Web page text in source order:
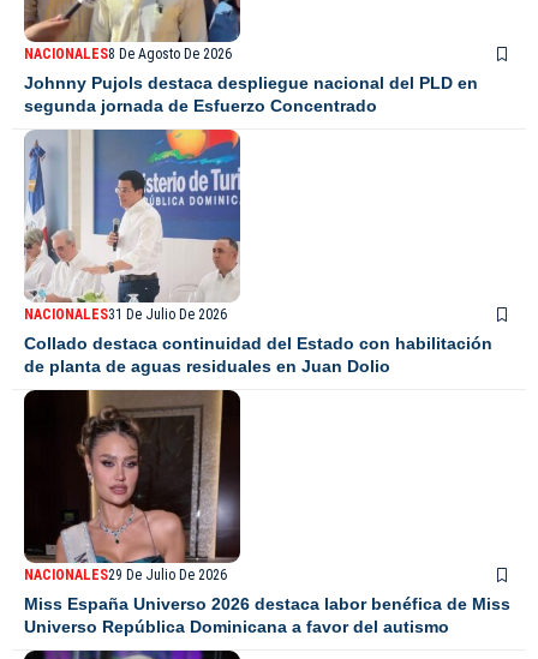
NACIONALES8 De Agosto De 2026
Johnny Pujols destaca despliegue nacional del PLD en
segunda jornada de Esfuerzo Concentrado
NACIONALES31 De Julio De 2026
Collado destaca continuidad del Estado con habilitación
de planta de aguas residuales en Juan Dolio
NACIONALES29 De Julio De 2026
Miss España Universo 2026 destaca labor benéfica de Miss
Universo República Dominicana a favor del autismo